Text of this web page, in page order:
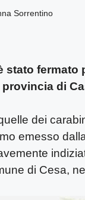
Sorrentino
stato fermato
di
dei
emesso
di Cesa,